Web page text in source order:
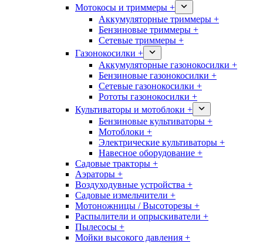
Мотокосы и триммеры +
Аккумуляторные триммеры +
Бензиновые триммеры +
Сетевые триммеры +
Газонокосилки +
Аккумуляторные газонокосилки +
Бензиновые газонокосилки +
Сетевые газонокосилки +
Рототы газонокосилки +
Культиваторы и мотоблоки +
Бензиновые культиваторы +
Мотоблоки +
Электрические культиваторы +
Навесное оборудование +
Садовые тракторы +
Аэраторы +
Воздуходувные устройства +
Садовые измельчители +
Мотоножницы / Высоторезы +
Распылители и опрыскиватели +
Пылесосы +
Мойки высокого давления +